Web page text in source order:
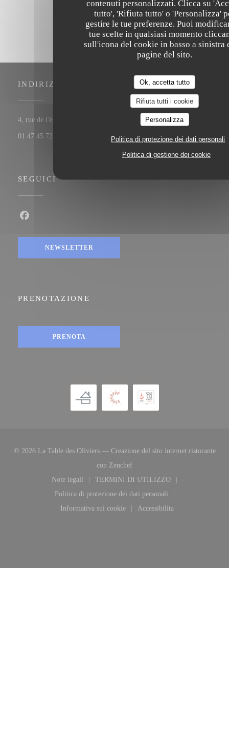
contenuti personalizzati. Clicca su
tutto', 'Rifiuta tutto' o 'Personalizza'
gestire le tue preferenze. Puoi
tue scelte in qualsiasi momento
sull'icona del cookie in basso a sinistra
pagine del sito.
Ok, accetta tutto
Rifiuta tutti i cookie
Personalizza
Politica di protezione dei dati personali
Politica di gestione dei cookie
INDIRIZZO
4, rue de l'église 92200 Neuilly-sur-Seine ((apre una nuova finestra))
01 47 45 72 11
SEGUICI
NEWSLETTER
PRENOTAZIONE
PRENOTA
© 2026 La Table des Oliviers — Creazione del sito internet ristorante
con Zenchef((apre una nuova finestra))
Note legali
((apre una nuova finestra))
TERMINI DI UTILIZZO
((apre una nuova finestra))
Politica di protezione dei dati personali
((apre una nuova finestra))
Informativa sui cookie
((apre una nuova finestra))
Accessibilita